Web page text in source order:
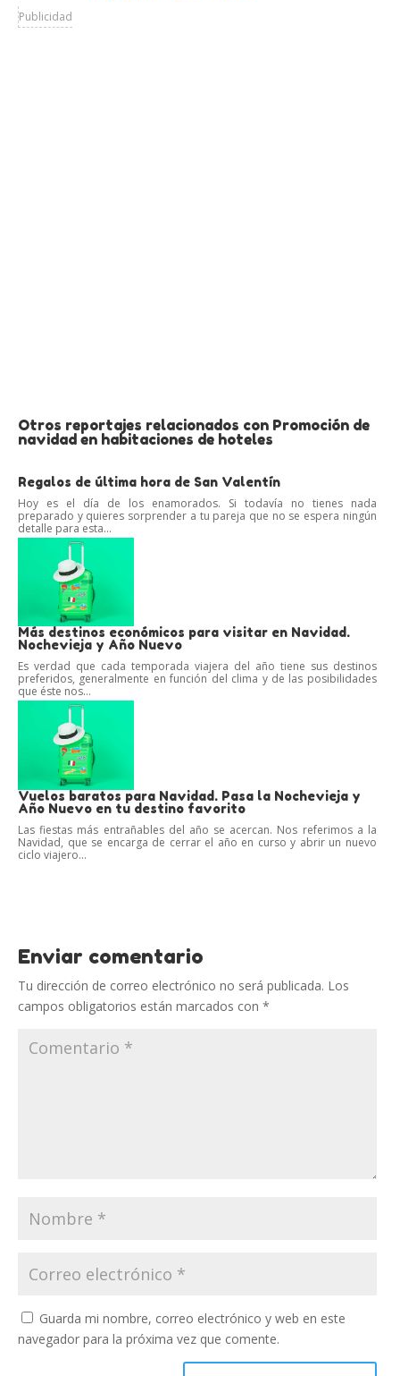
Publicidad
Otros reportajes relacionados con Promoción de
navidad en habitaciones de hoteles
Regalos de última hora de San Valentín
Hoy es el día de los enamorados. Si todavía no tienes nada
preparado y quieres sorprender a tu pareja que no se espera ningún
detalle para esta...
Más destinos económicos para visitar en Navidad.
Nochevieja y Año Nuevo
Es verdad que cada temporada viajera del año tiene sus destinos
preferidos, generalmente en función del clima y de las posibilidades
que éste nos...
Vuelos baratos para Navidad. Pasa la Nochevieja y
Año Nuevo en tu destino favorito
Las fiestas más entrañables del año se acercan. Nos referimos a la
Navidad, que se encarga de cerrar el año en curso y abrir un nuevo
ciclo viajero...
Enviar comentario
Tu dirección de correo electrónico no será publicada. Los
campos obligatorios están marcados con *
Guarda mi nombre, correo electrónico y web en este
navegador para la próxima vez que comente.